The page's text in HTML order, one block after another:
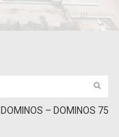
DOMINOS – DOMINOS 75